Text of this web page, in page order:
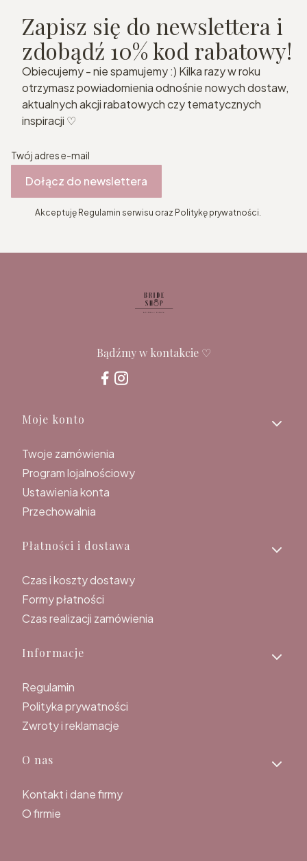
Zapisz się do newslettera i
zdobądź 10% kod rabatowy!
Obiecujemy - nie spamujemy :) Kilka razy w roku
otrzymasz powiadomienia odnośnie nowych dostaw,
aktualnych akcji rabatowych czy tematycznych
inspiracji ♡
Twój adres e-mail
Dołącz do newslettera
Akceptuję Regulamin serwisu oraz Politykę prywatności.
Bądźmy w kontakcie ♡
Linki w stopce
Moje konto
Twoje zamówienia
Program lojalnościowy
Ustawienia konta
Przechowalnia
Płatności i dostawa
Czas i koszty dostawy
Formy płatności
Czas realizacji zamówienia
Informacje
Regulamin
Polityka prywatności
Zwroty i reklamacje
O nas
Kontakt i dane firmy
O firmie